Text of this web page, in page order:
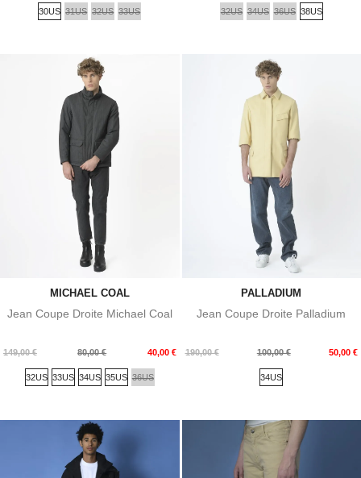
30US 31US 32US 33US 32US 34US 36US 38US
MICHAEL COAL
Jean Coupe Droite Michael Coal
149,00 €
Prix
80,00 € 40,00 €
Prix
32US 33US 34US 35US 36US
PALLADIUM
Jean Coupe Droite Palladium
190,00 €
Prix
100,00 € 50,00 €
Prix
34US